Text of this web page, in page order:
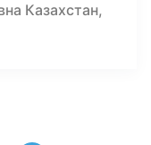
Казахстан,